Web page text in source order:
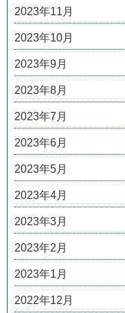
2023年11月
2023年10月
2023年9月
2023年8月
2023年7月
2023年6月
2023年5月
2023年4月
2023年3月
2023年2月
2023年1月
2022年12月